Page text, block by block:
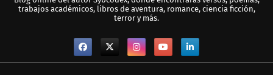
trabajos académicos, libros de aventura, romance, ciencia ficción,
terror y más.